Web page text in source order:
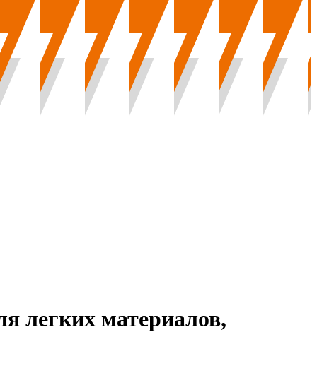
легких материалов,